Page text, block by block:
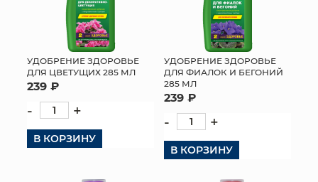
УДОБРЕНИЕ ЗДОРОВЬЕ
ДЛЯ ЦВЕТУЩИХ 285 МЛ
239 ₽
- +
В КОРЗИНУ
УДОБРЕНИЕ ЗДОРОВЬЕ
ДЛЯ ФИАЛОК И БЕГОНИЙ
285 МЛ
239 ₽
- +
В КОРЗИНУ